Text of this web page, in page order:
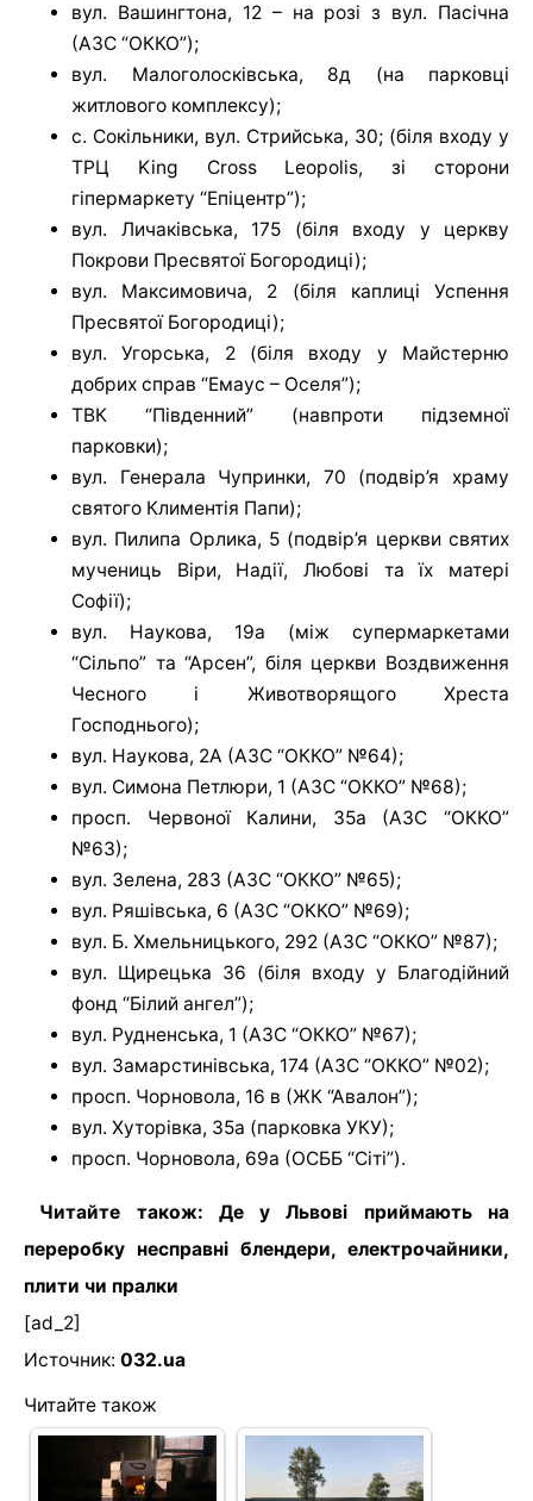
вул. Вашингтона, 12 – на розі з вул. Пасічна
(АЗС “ОККО”);
вул. Малоголосківська, 8д (на парковці
житлового комплексу);
с. Сокільники, вул. Стрийська, 30; (біля входу у
ТРЦ King Cross Leopolis, зі сторони
гіпермаркету “Епіцентр”);
вул. Личаківська, 175 (біля входу у церкву
Покрови Пресвятої Богородиці);
вул. Максимовича, 2 (біля каплиці Успення
Пресвятої Богородиці);
вул. Угорська, 2 (біля входу у Майстерню
добрих справ “Емаус – Оселя”);
ТВК “Південний” (навпроти підземної
парковки);
вул. Генерала Чупринки, 70 (подвір’я храму
святого Климентія Папи);
вул. Пилипа Орлика, 5 (подвір’я церкви святих
мучениць Віри, Надії, Любові та їх матері
Софії);
вул. Наукова, 19а (між супермаркетами
“Сільпо” та “Арсен”, біля церкви Воздвиження
Чесного і Животворящого Хреста
Господнього);
вул. Наукова, 2А (АЗС “ОККО” №64);
вул. Симона Петлюри, 1 (АЗС “ОККО” №68);
просп. Червоної Калини, 35а (АЗС “ОККО”
№63);
вул. Зелена, 283 (АЗС “ОККО” №65);
вул. Ряшівська, 6 (АЗС “ОККО” №69);
вул. Б. Хмельницького, 292 (АЗС “ОККО” №87);
вул. Щирецька 36 (біля входу у Благодійний
фонд “Білий ангел”);
вул. Рудненська, 1 (АЗС “ОККО” №67);
вул. Замарстинівська, 174 (АЗС “ОККО” №02);
просп. Чорновола, 16 в (ЖК “Авалон”);
вул. Хуторівка, 35а (парковка УКУ);
просп. Чорновола, 69а (ОСББ “Сіті”).
Читайте також: Де у Львові приймають на
переробку несправні блендери, електрочайники,
плити чи пралки
[ad_2]
Источник: 032.ua
Читайте також